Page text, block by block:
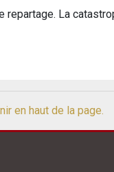
La
en haut de la page.